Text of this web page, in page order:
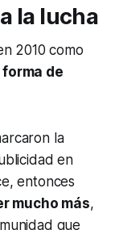
la lucha
2010 como
de
la
en
, entonces
mucho más,
que